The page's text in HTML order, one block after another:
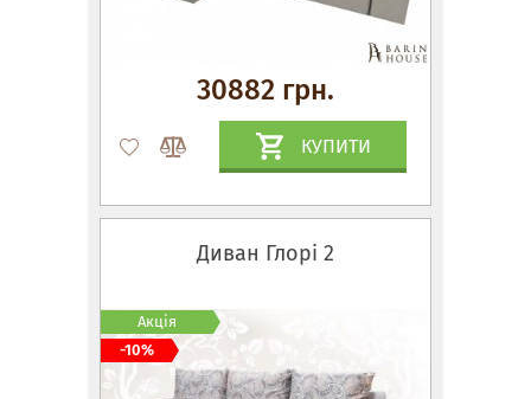
30882 грн.
КУПИТИ
Диван Глорі 2
Акція
-10%